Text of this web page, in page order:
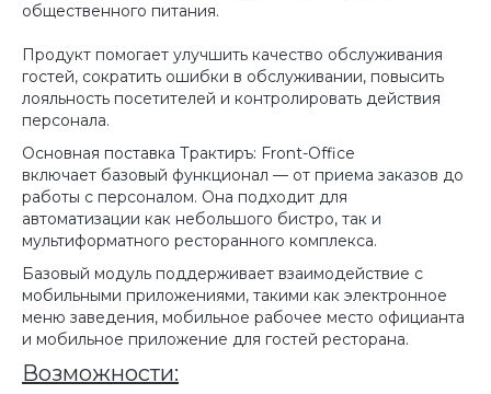
общественного питания.
Продукт помогает улучшить качество обслуживания
гостей, сократить ошибки в обслуживании, повысить
лояльность посетителей и контролировать действия
персонала.
Основная поставка Трактиръ: Front-Office
включает базовый функционал — от приема заказов до
работы с персоналом. Она подходит для
автоматизации как небольшого бистро, так и
мультиформатного ресторанного комплекса.
Базовый модуль поддерживает взаимодействие с
мобильными приложениями, такими как электронное
меню заведения, мобильное рабочее место официанта
и мобильное приложение для гостей ресторана.
Возможности: